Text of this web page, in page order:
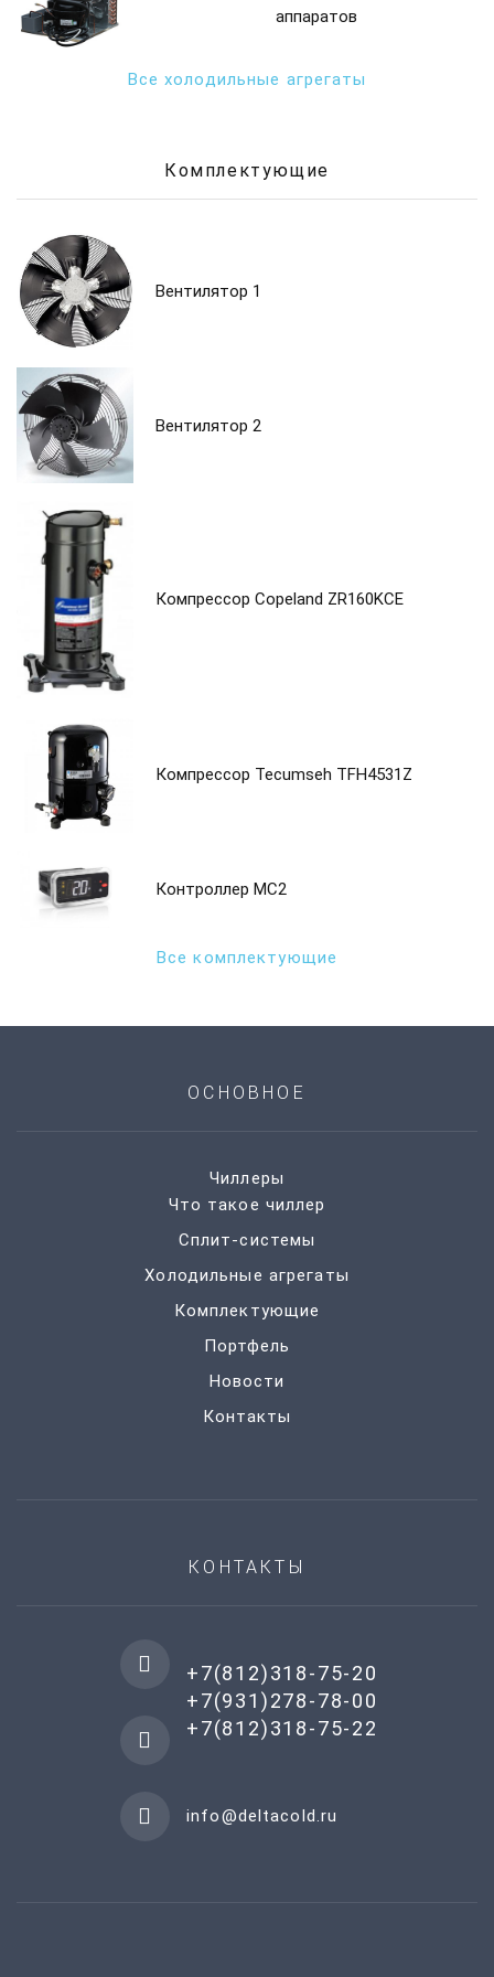
аппаратов
Все холодильные агрегаты
Комплектующие
Вентилятор 1
Вентилятор 2
Компрессор Copeland ZR160KCE
Компрессор Tecumseh TFH4531Z
Контроллер MC2
Все комплектующие
ОСНОВНОЕ
Чиллеры
Что такое чиллер
Сплит-системы
Холодильные агрегаты
Комплектующие
Портфель
Новости
Контакты
КОНТАКТЫ
+7(812)318-75-20
+7(931)278-78-00
+7(812)318-75-22
info@deltacold.ru